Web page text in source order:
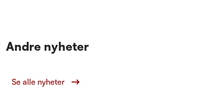
Andre nyheter
Se alle nyheter